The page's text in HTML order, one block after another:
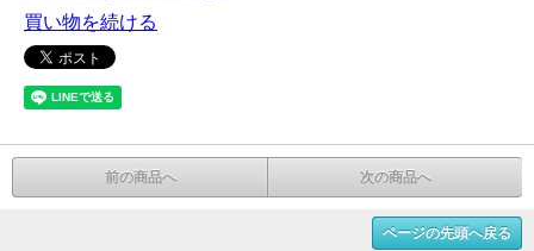
買い物を続ける
前の商品へ 次の商品へ
ページの先頭へ戻る